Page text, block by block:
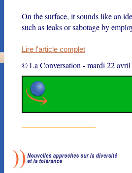
On the surface, it sounds like an
such as leaks or sabotage by
Lire l'article complet
© La Conversation -mardi 22 avril